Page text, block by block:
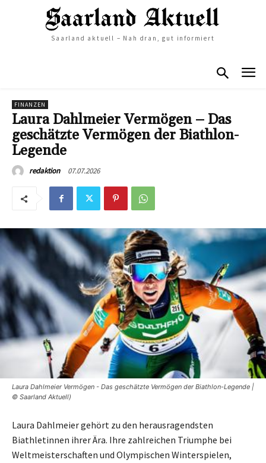
Saarland aktuell – Nah dran, gut informiert
FINANZEN
Laura Dahlmeier Vermögen – Das
geschätzte Vermögen der Biathlon-
Legende
redaktion 07.07.2026
Laura Dahlmeier Vermögen - Das geschätzte Vermögen der Biathlon-Legende |
© Saarland Aktuell)
Laura Dahlmeier gehört zu den herausragendsten
Biathletinnen ihrer Ära. Ihre zahlreichen Triumphe bei
Weltmeisterschaften und Olympischen Winterspielen,